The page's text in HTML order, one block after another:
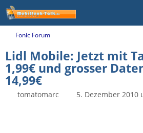
Fonic Forum
Lidl Mobile: Jetzt mit
1,99€ und grosser
14,99€
tomatomarc 5. Dezember 2010